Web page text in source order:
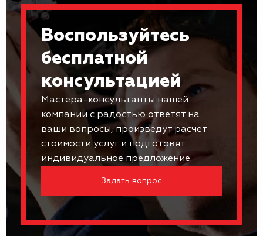
Воспользуйтесь
бесплатной
консультацией
Мастера-консультанты нашей
компании с радостью ответят на
ваши вопросы, произведут расчет
стоимости услуг и подготовят
индивидуальное предложение.
Задать вопрос